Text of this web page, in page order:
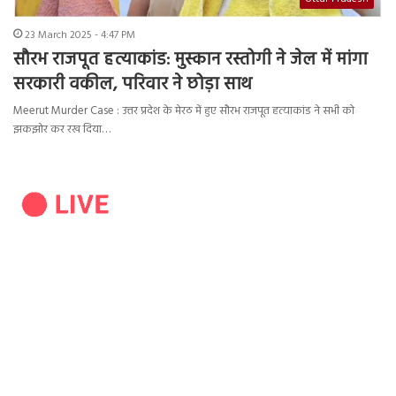
23 March 2025 - 4:47 PM
सौरभ राजपूत हत्याकांड: मुस्कान रस्तोगी ने जेल में मांगा
सरकारी वकील, परिवार ने छोड़ा साथ
Meerut Murder Case : उत्तर प्रदेश के मेरठ में हुए सौरभ राजपूत हत्याकांड ने सभी को
झकझोर कर रख दिया…